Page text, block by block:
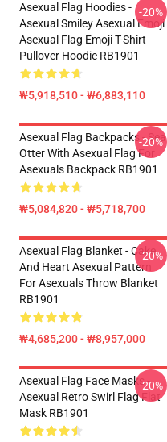
Asexual Flag Hoodies -
Asexual Smiley Asexual Emoji
Asexual Flag Emoji T-Shirt
Pullover Hoodie RB1901
₩5,918,510 - ₩6,883,110
-20%
Asexual Flag Backpacks - Sea
Otter With Asexual Flag For
Asexuals Backpack RB1901
₩5,084,820 - ₩5,718,700
-20%
Asexual Flag Blanket - Cake
And Heart Asexual Pattern
For Asexuals Throw Blanket
RB1901
₩4,685,200 - ₩8,957,000
-20%
Asexual Flag Face Masks -
Asexual Retro Swirl Flag Flat
Mask RB1901
-20%